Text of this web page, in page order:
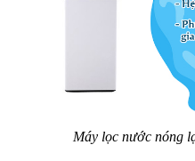
Máy lọc nước nóng